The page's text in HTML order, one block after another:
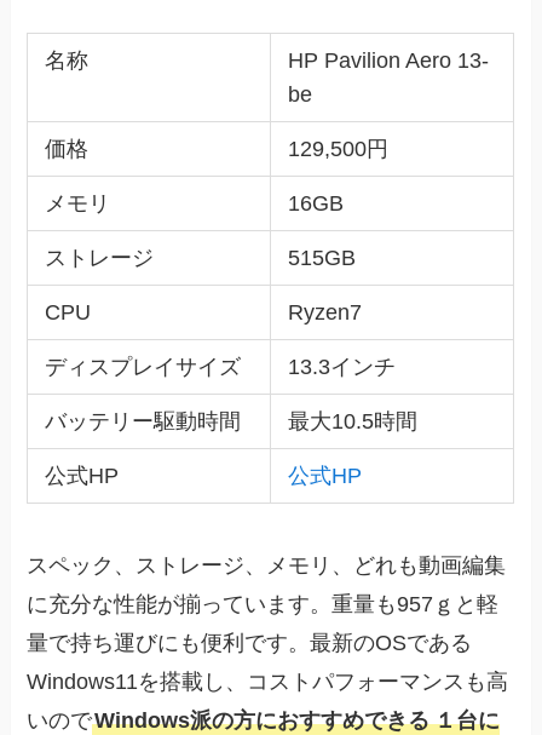
名称
HP Pavilion Aero 13-
be
価格 129,500円
メモリ 16GB
ストレージ 515GB
CPU Ryzen7
ディスプレイサイズ 13.3インチ
バッテリー駆動時間 最大10.5時間
公式HP 公式HP
スペック、ストレージ、メモリ、どれも動画編集
に充分な性能が揃っています。重量も957ｇと軽
量で持ち運びにも便利です。最新のOSである
Windows11を搭載し、コストパフォーマンスも高
いのでWindows派の方におすすめできる １台に